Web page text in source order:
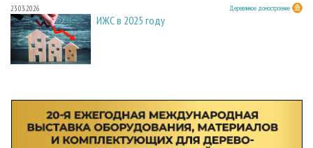
23.03.2026 Деревянное домостроение
ИЖС в 2025 году